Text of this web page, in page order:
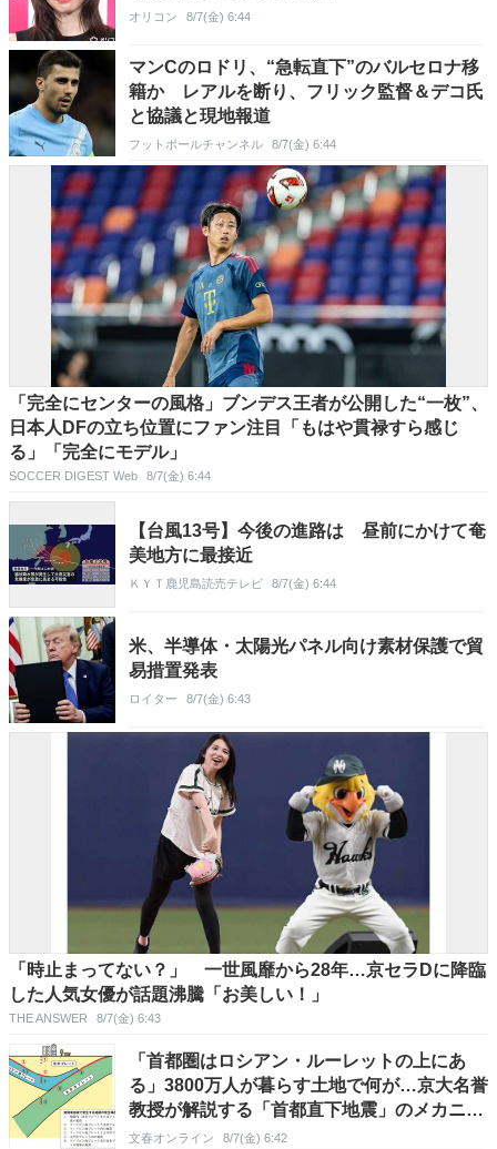
オリコン 8/7(金) 6:44
マンCのロドリ、“急転直下”のバルセロナ移
籍か レアルを断り、フリック監督＆デコ氏
と協議と現地報道
フットボールチャンネル 8/7(金) 6:44
「完全にセンターの風格」ブンデス王者が公開した“一枚”、
日本人DFの立ち位置にファン注目「もはや貫禄すら感じ
る」「完全にモデル」
SOCCER DIGEST Web 8/7(金) 6:44
【台風13号】今後の進路は 昼前にかけて奄
美地方に最接近
ＫＹＴ鹿児島読売テレビ 8/7(金) 6:44
米、半導体・太陽光パネル向け素材保護で貿
易措置発表
ロイター 8/7(金) 6:43
「時止まってない？」 一世風靡から28年…京セラDに降臨
した人気女優が話題沸騰「お美しい！」
THE ANSWER 8/7(金) 6:43
「首都圏はロシアン・ルーレットの上にあ
る」3800万人が暮らす土地で何が…京大名誉
教授が解説する「首都直下地震」のメカニズ
ム
文春オンライン 8/7(金) 6:42